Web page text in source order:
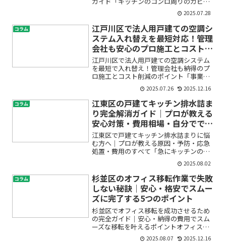
汚れが気になる」「パネルが傷んできた
けど、どう補修や交換をすればいい
の？」「費用やDIYの難しさ、専門家への
相談窓口がよく分からず不...
2025.07.28
コラム
江戸川区で法人用戸建ての空調シ
ステム入れ替えを最短対応！管理
会社も安心のプロ施工とコスト削
減
江戸川区で法人用戸建ての空調システム
を最短で入れ替え！管理会社も納得のプ
ロ施工とコスト削減のポイント「事業所
の戸建て空調が古くなり、効きが悪い」
「突然のトラブルですぐに入れ替えた
い」「管理会社として、入居法人様が快
適に使える環境を素早く用意...
2025.07.26 2025.12.16
コラム
江東区の戸建てキッチン排水詰ま
り完全解消ガイド｜プロが教える
安心対策・費用相場・自分ででき
る応急処置
江東区で戸建てキッチン排水詰まりに悩
む方へ｜プロが教える原因・予防・応急
処置・費用のすべて「急にキッチンの排
水が流れなくなった…」「戸建ての水回
りトラブル、どこに頼めばいいの？」
「自分でできる掃除や応急処置が知りた
い」そんなお悩みを抱えて江...
2025.08.02
コラム
杉並区のオフィス移転作業で失敗
しない秘訣｜安心・格安でスムー
ズに完了する5つのポイント
杉並区でオフィス移転を成功させるため
の完全ガイド｜安心・納得の費用でスム
ーズな移転を叶えるポイントオフィス移
転を検討している杉並区の経営者さまや
ご担当者さまへ。「移転の具体的な流れ
2025.08.07 2025.12.16